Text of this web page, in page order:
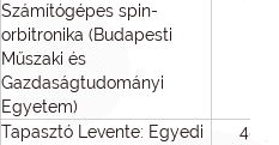
Számítógépes spin-
orbitronika (Budapesti
Műszaki és
Gazdaságtudományi
Egyetem)
Tapasztó Levente: Egyedi
48